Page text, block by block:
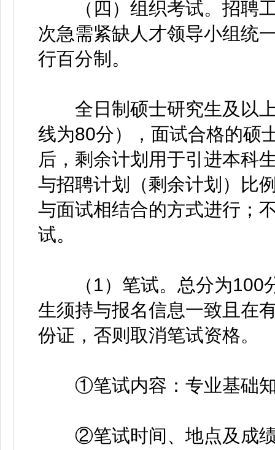
（四）组织考试。招聘工
次急需紧缺人才领导小组统
行百分制。
全日制硕士研究生及以上
线为80分），面试合格的硕
后，剩余计划用于引进本科
与招聘计划（剩余计划）比
与面试相结合的方式进行；
试。
（1）笔试。总分为100
生须持与报名信息一致且在
份证，否则取消笔试资格。
①笔试内容：专业基础
②笔试时间、地点及成绩